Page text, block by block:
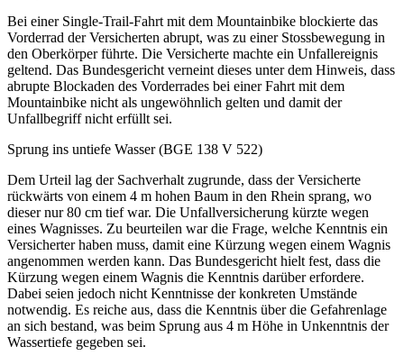
Bei einer Single-Trail-Fahrt mit dem Mountainbike blockierte das
Vorderrad der Versicherten abrupt, was zu einer Stossbewegung in
den Oberkörper führte. Die Versicherte machte ein Unfallereignis
geltend. Das Bundesgericht verneint dieses unter dem Hinweis, dass
abrupte Blockaden des Vorderrades bei einer Fahrt mit dem
Mountainbike nicht als ungewöhnlich gelten und damit der
Unfallbegriff nicht erfüllt sei.
Sprung ins untiefe Wasser (BGE 138 V 522)
Dem Urteil lag der Sachverhalt zugrunde, dass der Versicherte
rückwärts von einem 4 m hohen Baum in den Rhein sprang, wo
dieser nur 80 cm tief war. Die Unfallversicherung kürzte wegen
eines Wagnisses. Zu beurteilen war die Frage, welche Kenntnis ein
Versicherter haben muss, damit eine Kürzung wegen einem Wagnis
angenommen werden kann. Das Bundesgericht hielt fest, dass die
Kürzung wegen einem Wagnis die Kenntnis darüber erfordere.
Dabei seien jedoch nicht Kenntnisse der konkreten Umstände
notwendig. Es reiche aus, dass die Kenntnis über die Gefahrenlage
an sich bestand, was beim Sprung aus 4 m Höhe in Unkenntnis der
Wassertiefe gegeben sei.